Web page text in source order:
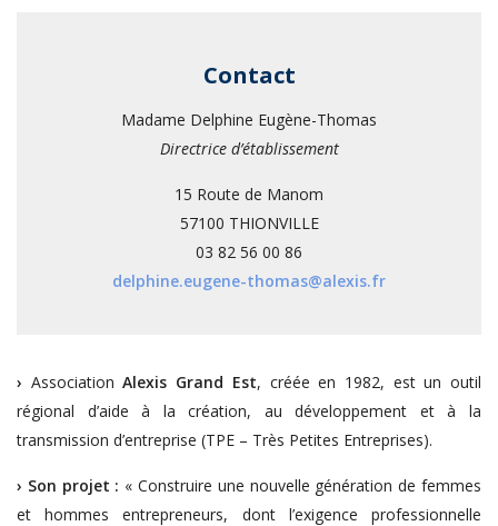
Contact
Madame Delphine Eugène-Thomas
Directrice d’établissement
15 Route de Manom
57100 THIONVILLE
03 82 56 00 86
delphine.eugene-thomas@alexis.fr
› AssociationAlexis Grand Est, créée en 1982, est un outil
régional d’aide à la création, au développement et à la
transmission d’entreprise (TPE – Très Petites Entreprises).
› Son projet : « Construire une nouvelle génération de femmes
et hommes entrepreneurs, dont l’exigence professionnelle